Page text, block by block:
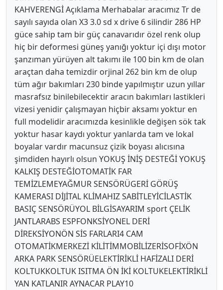
KAHVERENGİ Açıklama Merhabalar aracımız Tr de
sayılı sayıda olan X3 3.0 sd x drive 6 silindir 286 HP
güce sahip tam bir güç canavarıdır özel renk olup
hiç bir deformesi güneş yanığı yoktur içi dışı motor
şanzıman yürüyen alt takımı ile 100 bin km de olan
araçtan daha temizdir orjinal 262 bin km de olup
tüm ağır bakımları 230 binde yapılmıştır uzun yıllar
masrafsız binilebilecektir aracın bakımları lastikleri
vizesi yenidir çalışmayan hiçbir aksamı yoktur en
full modelidir aracımızda kesinlikle değişen sök tak
yoktur hasar kaydı yoktur yanlarda tam ve lokal
boyalar vardır macunsuz çizik boyası alıcısına
şimdiden hayırlı olsun YOKUŞ İNİŞ DESTEĞİ YOKUŞ
KALKIŞ DESTEĞİOTOMATİK FAR
TEMİZLEMEYAĞMUR SENSÖRÜGERİ GÖRÜŞ
KAMERASI DİJİTAL KLİMAHIZ SABİTLEYİCİLASTİK
BASIÇ SENSÖRÜYOL BİLGİSAYARIM sport ÇELİK
JANTLARABS ESPFONKSİYONEL DERİ
DİREKSİYONÖN SİS FARLARI4 CAM
OTOMATİKMERKEZİ KİLİTİMMOBİLİZERİSOFİXÖN
ARKA PARK SENSÖRÜELEKTİRİKLİ HAFİZALI DERİ
KOLTUKKOLTUK ISITMA ÖN İKİ KOLTUKELEKTİRİKLİ
YAN KATLANIR AYNACAR PLAY10